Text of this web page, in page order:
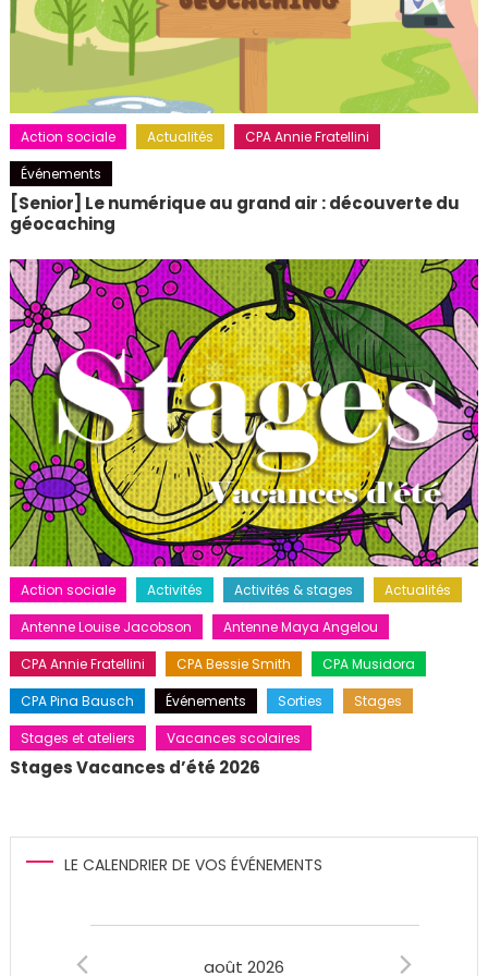
Action sociale Actualités
CPA Annie Fratellini
Événements
[Senior] Le numérique au grand air : découverte du
géocaching
Action sociale Activités Activités & stages
Actualités
Antenne Louise Jacobson
Antenne Maya Angelou
CPA Annie Fratellini
CPA Bessie Smith
CPA Musidora
CPA Pina Bausch
Événements Sorties
Stages
Stages et ateliers
Vacances scolaires
Stages Vacances d’été 2026
LE CALENDRIER DE VOS ÉVÉNEMENTS
août 2026